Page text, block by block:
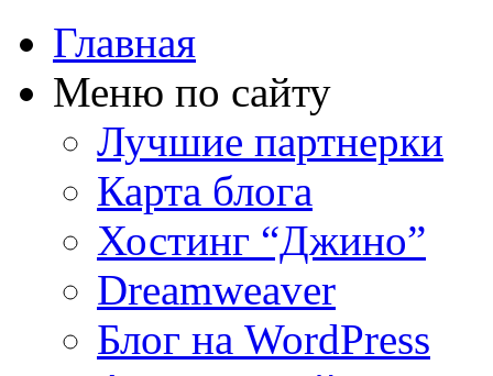
Главная
Меню по сайту
Лучшие партнерки
Карта блога
Хостинг “Джино”
Dreamweaver
Блог на WordPress